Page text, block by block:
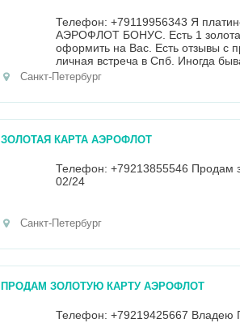
Телефон: +79119956343 Я
АЭРОФЛОТ БОНУС. Есть 1
оформить на Вас. Есть отзывы с
личная встреча в Спб. Иногда
Санкт-Петербург
ЗОЛОТАЯ КАРТА АЭРОФЛОТ
Телефон: +79213855546 Продам
02/24
Санкт-Петербург
ПРОДАМ ЗОЛОТУЮ КАРТУ АЭРОФЛОТ
Телефон: +79219425667 Владею